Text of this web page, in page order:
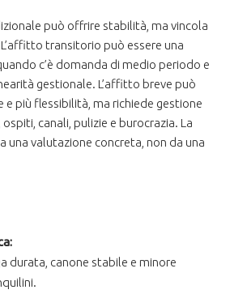
può offrire stabilità, ma vincola
transitorio può essere una
c’è domanda di medio periodo e
gestionale. L’affitto breve può
e più flessibilità, ma richiede gestione
canali, pulizie e burocrazia. La
una valutazione concreta, non da una
durata, canone stabile e minore